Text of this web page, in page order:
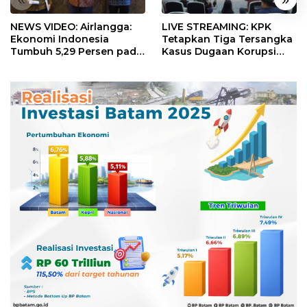
NEWS VIDEO: Airlangga:
Ekonomi Indonesia
Tumbuh 5,29 Persen pada
LIVE STREAMING: KPK
Tetapkan Tiga Tersangka
Kasus Dugaan Korupsi